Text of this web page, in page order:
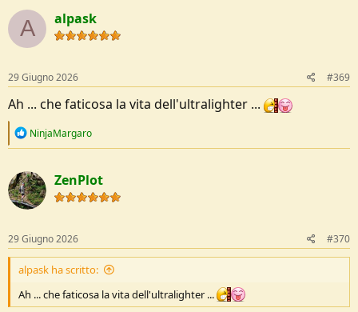
c
t
i
o
s
:
A alpask
29 Giugno 2026 #369
Ah ... che faticosa la vita dell'ultralighter ...
R
c
t
i
o
s
:
NinjaMargaro
ZenPlot
29 Giugno 2026 #370
alpask ha scritto:
Ah ... che faticosa la vita dell'ultralighter ...